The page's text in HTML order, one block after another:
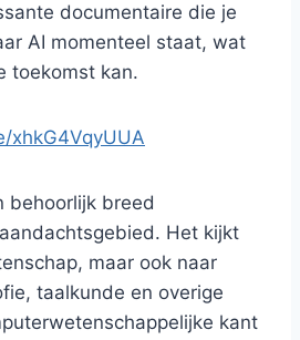
documentaire die je
AI momenteel staat, wat
toekomst kan.
xhkG4VqyUUA
behoorlijk breed
Het kijkt
maar ook naar
taalkunde en overige
kant